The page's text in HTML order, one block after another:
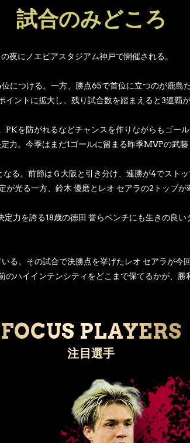
試合のみどころ
夜にノエビアスタジアム神戸で開催される。
につける。一方、勝点65で首位に立つのが鹿島
ントに拡大し、残り試合数を踏まえると3連覇が
を防がれるなどチャンスを作りながらもゴー
力。今季はまだ1ゴールに留まる昨季MVPの武藤
る。前節はＧ大阪と引き分け、連勝が4でスト
光る一方、鈴木 優磨とレオ セアラの2トップが
力を誇る18歳の徳田 誉らベンチにも生きの良
る。その試合で決勝点を挙げたレオ セアラが今
のハイインテンシティをどこまで保てるかが、
FOCUS PLAYERS
注目選手